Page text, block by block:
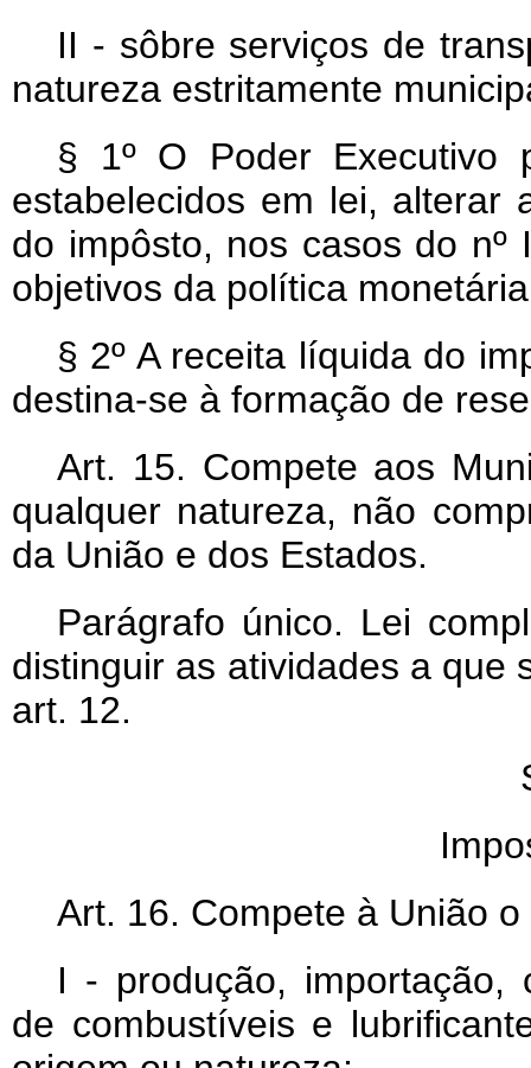
II - sôbre serviços de
natureza estritamente
§ 1º O Poder Executivo
estabelecidos em lei, alterar
do impôsto, nos casos do
objetivos da política
§ 2º A receita líquida do
destina-se à formação de
Art. 15. Compete aos
qualquer natureza, não
da União e dos Estados.
Parágrafo único. Lei
distinguir as atividades a que
art. 12.
Art. 16. Compete à União
I - produção, importação,
de combustíveis e